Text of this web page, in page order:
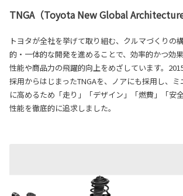
TNGA（Toyota New Global Architecture
トヨタが全社を挙げて取り組む、クルマづくりの
的・一体的な開発を進めることで、効率的かつ効
性能や商品力の飛躍的向上をめざしています。
採用からはじまったTNGAを、ノアにも採用し、
に高めるため「走り」「デザイン」「燃費」「安
性能を徹底的に追求しました。